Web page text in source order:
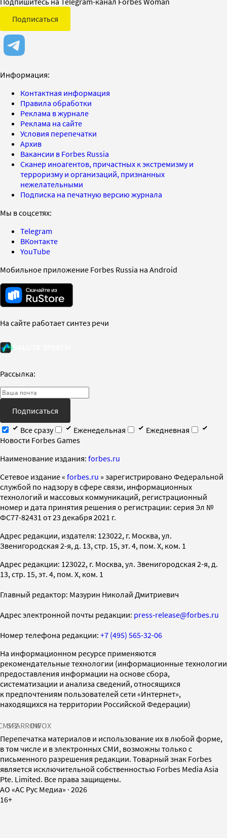
Подписаться
Информация:
Контактная информация
Правила обработки
Реклама в журнале
Реклама на сайте
Условия перепечатки
Архив
Вакансии в Forbes Russia
Сканер иноагентов, причастных к экстремизму и
терроризму и организаций, признанных
нежелательными
Подписка на печатную версию журнала
Мы в соцсетях:
Telegram
ВКонтакте
YouTube
Мобильное приложение Forbes Russia на Android
На сайте работает синтез речи
Рассылка:
Подписаться
Все сразу
Еженедельная
Ежедневная
Новости Forbes Games
Наименование издания: forbes.ru
Cетевое издание « forbes.ru » зарегистрировано Федеральной
службой по надзору в сфере связи, информационных
технологий и массовых коммуникаций, регистрационный
номер и дата принятия решения о регистрации: серия Эл №
ФС77-82431 от 23 декабря 2021 г.
Адрес редакции, издателя: 123022, г. Москва, ул.
Звенигородская 2-я, д. 13, стр. 15, эт. 4, пом. X, ком. 1
Адрес редакции: 123022, г. Москва, ул. Звенигородская 2-я, д.
13, стр. 15, эт. 4, пом. X, ком. 1
Главный редактор: Мазурин Николай Дмитриевич
Адрес электронной почты редакции: press-release@forbes.ru
Номер телефона редакции: +7 (495) 565-32-06
На информационном ресурсе применяются
рекомендательные технологии (информационные технологии
предоставления информации на основе сбора,
систематизации и анализа сведений, относящихся
к предпочтениям пользователей сети «Интернет»,
находящихся на территории Российской Федерации)
SPARROWINFOX
Перепечатка материалов и использование их в любой форме,
в том числе и в электронных СМИ, возможны только с
письменного разрешения редакции. Товарный знак Forbes
является исключительной собственностью Forbes Media Asia
Pte. Limited. Все права защищены.
AO «АС Рус Медиа» · 2026
16+